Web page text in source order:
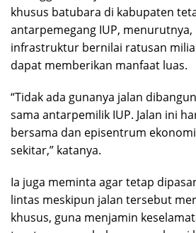
khusus batubara di kabupaten
antarpemegang IUP,
infrastruktur bernilai ratusan
dapat memberikan manfaat luas.
“Tidak ada gunanya jalan
sama antarpemilik IUP. Jalan ini
bersama dan episentrum
sekitar,” katanya.
Ia juga meminta agar tetap
lintas meskipun jalan tersebut
khusus, guna menjamin